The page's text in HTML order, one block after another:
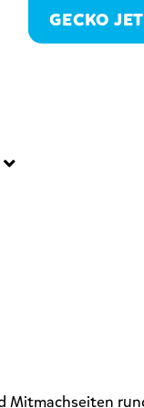
GECKO
Mitmachseiten